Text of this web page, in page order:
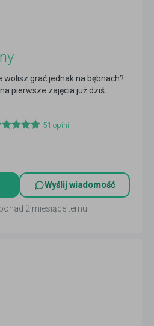
wolisz grać jednak na bębnach?
pierwsze zajęcia już dziś
51 opinii
Wyślij wiadomość
2 miesiące temu